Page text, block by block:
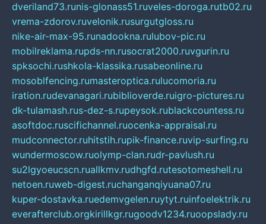
dveriland73.runis-glonass51.ruveles-doroga.rutb02.ru
vrema-zdorov.ruvelonik.rusurgutgloss.ru
nike-air-max-95.runadookna.rulubov-pic.ru
mobilreklama.rupds-nn.rusocrat2000.ruvgurin.ru
spksochi.rushkola-klassika.rusabeonline.ru
mosoblfencing.rumasteroptica.rulucomoria.ru
iration.rudevanagari.rubiblioverde.ruigro-pictures.ru
dk-tulamash.rus-dez-s.rupeysok.rublackcountess.ru
asoftdoc.ruscifichannel.ruocenka-appraisal.ru
mudconnector.ruhitstih.rupik-finance.ruvip-surfing.ru
wundermoscow.ruolymp-clan.rudr-pavlush.ru
su2lgyoeucscn.ruallkmv.rudhgfd.rutesotomeshell.ru
netoen.ruweb-digest.ruchanganqiyuana07.ru
kuper-dostavka.ruedemvgelen.ruytyt.ruinfoelektrik.ru
everafterclub.orgkirillkgr.rugoodv1234.ruoopslady.ru